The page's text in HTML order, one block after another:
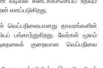
நிலையில்
செடிகள் மற்றும் புதர்